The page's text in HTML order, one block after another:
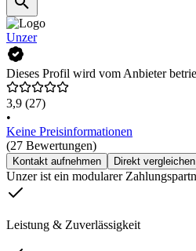
Unzer
Dieses Profil wird vom Anbieter
3,9 (27)
•
Keine Preisinformationen
(27 Bewertungen)
Kontakt aufnehmen Direkt vergleichen
Unzer ist ein modularer
Leistung & Zuverlässigkeit